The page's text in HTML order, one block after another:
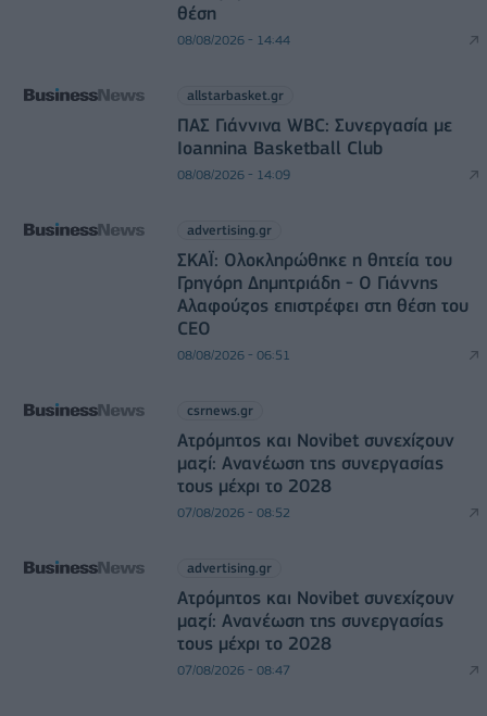
θέση
08/08/2026 - 14:44
allstarbasket.gr
ΠΑΣ Γιάννινα WBC: Συνεργασία με
Ioannina Basketball Club
08/08/2026 - 14:09
advertising.gr
ΣΚΑΪ: Ολοκληρώθηκε η θητεία του
Γρηγόρη Δημητριάδη - Ο Γιάννης
Αλαφούζος επιστρέφει στη θέση του
CEO
08/08/2026 - 06:51
csrnews.gr
Ατρόμητος και Novibet συνεχίζουν
μαζί: Ανανέωση της συνεργασίας
τους μέχρι το 2028
07/08/2026 - 08:52
advertising.gr
Ατρόμητος και Novibet συνεχίζουν
μαζί: Ανανέωση της συνεργασίας
τους μέχρι το 2028
07/08/2026 - 08:47